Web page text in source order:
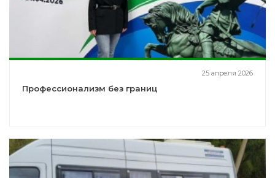
25 апреля 2026
Профессионализм без границ